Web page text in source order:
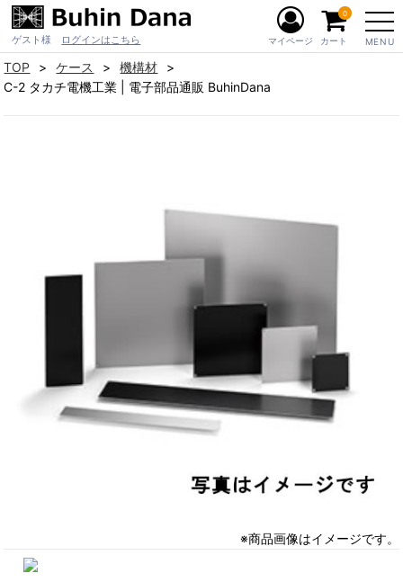
ゲスト様 ログインはこちら MENU
マイページ カート
0
TOP ケース
機構材
C-2 タカチ電機工業 | 電子部品通販 BuhinDana
※商品画像はイメージです。